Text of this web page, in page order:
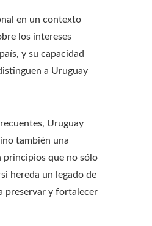
en un contexto
los intereses
y su capacidad
a Uruguay
Uruguay
también una
principios que no sólo
hereda un legado de
preservar y fortalecer